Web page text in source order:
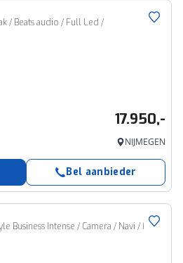
/ Beats audio / Full Led /
17.950,-
NIJMEGEN
Bel aanbieder
Business Intense / Camera / Navi / NL